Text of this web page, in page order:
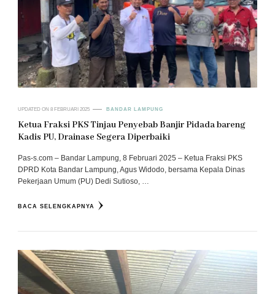
UPDATED ON 8 FEBRUARI 2025 BANDAR LAMPUNG
Ketua Fraksi PKS Tinjau Penyebab Banjir Pidada bareng
Kadis PU, Drainase Segera Diperbaiki
Pas-s.com – Bandar Lampung, 8 Februari 2025 – Ketua Fraksi PKS
DPRD Kota Bandar Lampung, Agus Widodo, bersama Kepala Dinas
Pekerjaan Umum (PU) Dedi Sutioso, …
BACA SELENGKAPNYA